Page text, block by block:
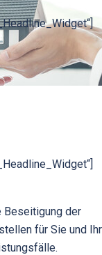
Beseitigung der
für Sie und